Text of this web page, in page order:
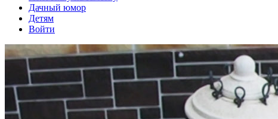
Дачный юмор
Детям
Войти